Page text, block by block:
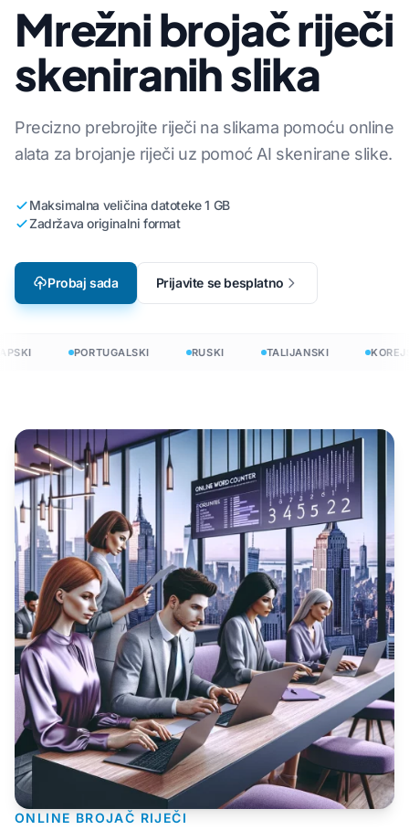
Mrežni brojač riječi
skeniranih slika
Precizno prebrojite riječi na slikama pomoću online
alata za brojanje riječi uz pomoć AI skenirane slike.
Maksimalna veličina datoteke 1 GB
Zadržava originalni format
Probaj sada Prijavite se besplatno
PORTUGALSKI RUSKI TALIJANSKI
ONLINE BROJAČ RIJEČI